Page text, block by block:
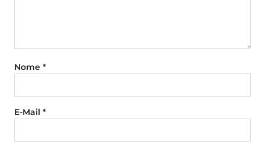
Nome *
E-Mail *